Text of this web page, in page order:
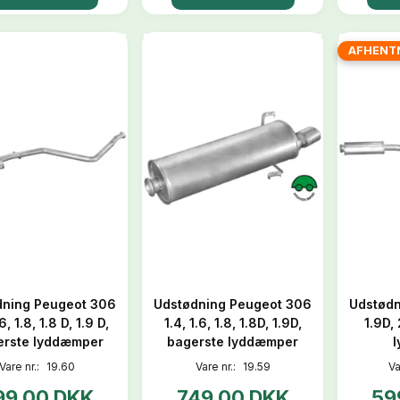
Peugeot 306
1.8, 1.8 D, 1.9 D,
lyddæmper
nr.: 19.60
Udstødning Peugeot 306
1.4, 1.6, 1.8, 1.8D, 1.9D,
bagerste lyddæmper
Vare nr.: 19.59
1.9D,